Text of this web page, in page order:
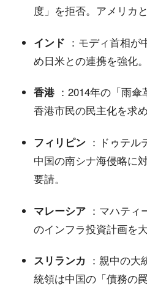
度」を拒否。アメリカ
インド ：モディ首相
め日米との連携を強化。
香港：2014年の「雨傘
香港市民の民主化を求
フィリピン ：ドゥテ
中国の南シナ海侵略に
要請。
マレーシア ：マハテ
のインフラ投資計画を
スリランカ ：親中の
統領は中国の「債務の